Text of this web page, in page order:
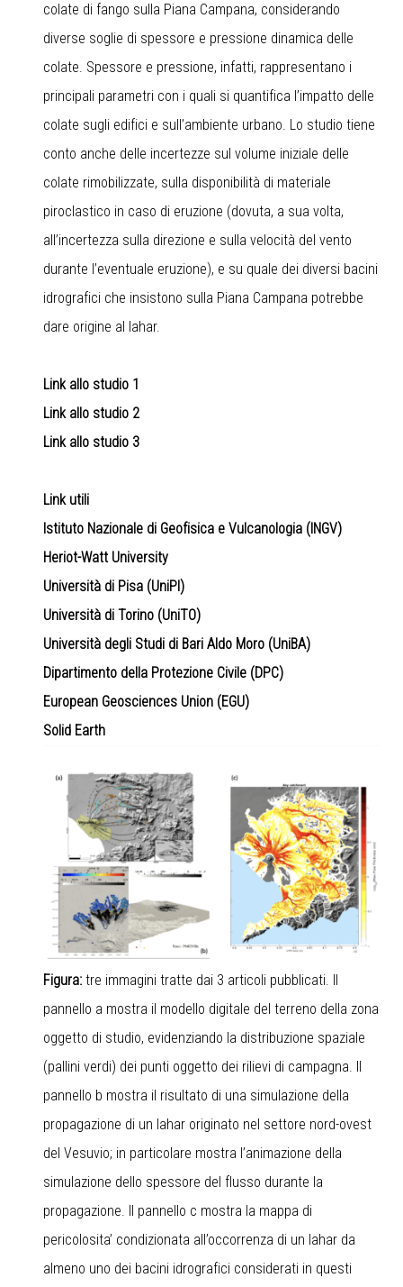
colate di fango sulla Piana Campana, considerando
diverse soglie di spessore e pressione dinamica delle
colate. Spessore e pressione, infatti, rappresentano i
principali parametri con i quali si quantifica l’impatto delle
colate sugli edifici e sull’ambiente urbano. Lo studio tiene
conto anche delle incertezze sul volume iniziale delle
colate rimobilizzate, sulla disponibilità di materiale
piroclastico in caso di eruzione (dovuta, a sua volta,
all’incertezza sulla direzione e sulla velocità del vento
durante l’eventuale eruzione), e su quale dei diversi bacini
idrografici che insistono sulla Piana Campana potrebbe
dare origine al lahar.
Link allo studio 1
Link allo studio 2
Link allo studio 3
Link utili
Istituto Nazionale di Geofisica e Vulcanologia (INGV)
Heriot-Watt University
Università di Pisa (UniPI)
Università di Torino (UniTO)
Università degli Studi di Bari Aldo Moro (UniBA)
Dipartimento della Protezione Civile (DPC)
European Geosciences Union (EGU)
Solid Earth
Figura: tre immagini tratte dai 3 articoli pubblicati. Il
pannello a mostra il modello digitale del terreno della zona
oggetto di studio, evidenziando la distribuzione spaziale
(pallini verdi) dei punti oggetto dei rilievi di campagna. Il
pannello b mostra il risultato di una simulazione della
propagazione di un lahar originato nel settore nord-ovest
del Vesuvio; in particolare mostra l’animazione della
simulazione dello spessore del flusso durante la
propagazione. Il pannello c mostra la mappa di
pericolosita’ condizionata all’occorrenza di un lahar da
almeno uno dei bacini idrografici considerati in questi